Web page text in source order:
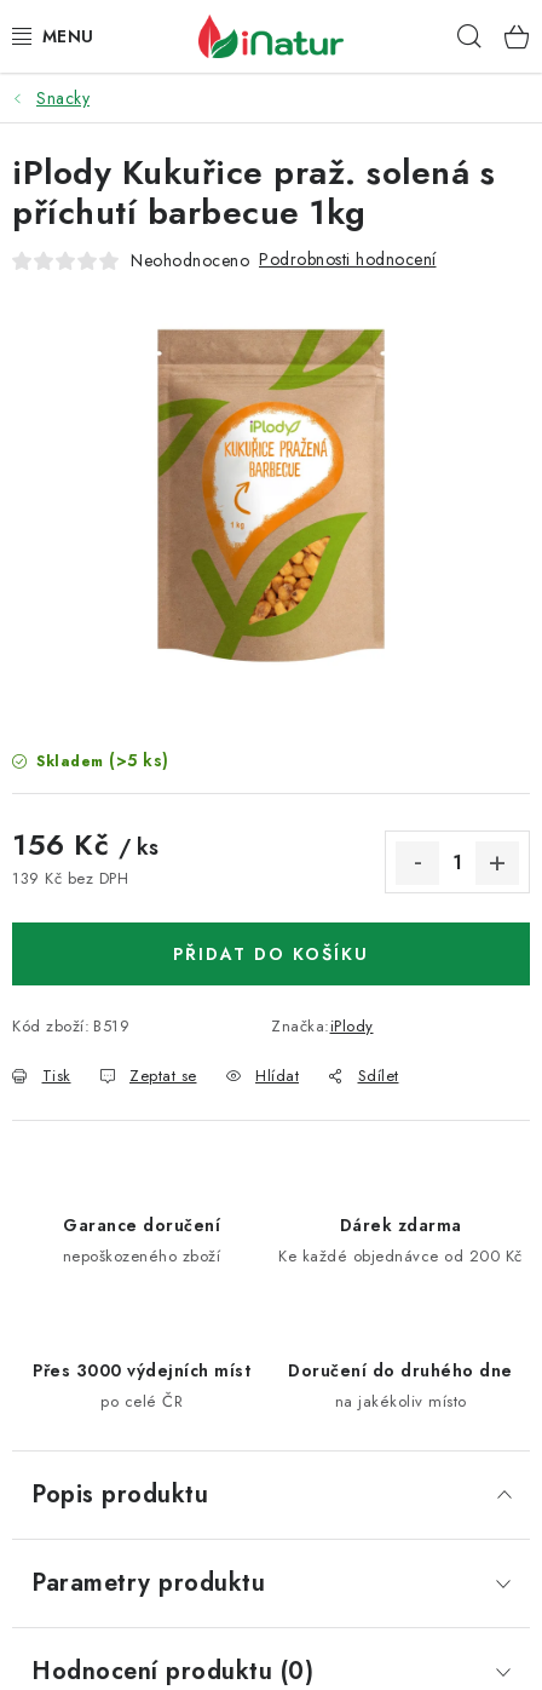
na
POTRAVINY
OŘECHY A SUŠENÉ PLODY
SNACKY
EKO DROGERIE A KOSMETIKA
DOPRAVA A PLATBA
Reklamace a vrácení zboží
Snacky
Skladem (>5 ks)
156 Kč / ks
139 Kč bez DPH
PŘIDAT DO KOŠÍKU
Kód zboží: B519 Značka:iPlody
Tisk Zeptat se Hlídat Sdílet
iPlody Kukuřice praž. solená s
příchutí barbecue 1kg
Neohodnoceno Podrobnosti hodnocení
Garance doručení
nepoškozeného zboží
Dárek zdarma
Ke každé objednávce od 200 Kč
Přes 3000 výdejních míst
po celé ČR
Doručení do druhého dne
na jakékoliv místo
Popis produktu
Parametry produktu
Hodnocení produktu (0)